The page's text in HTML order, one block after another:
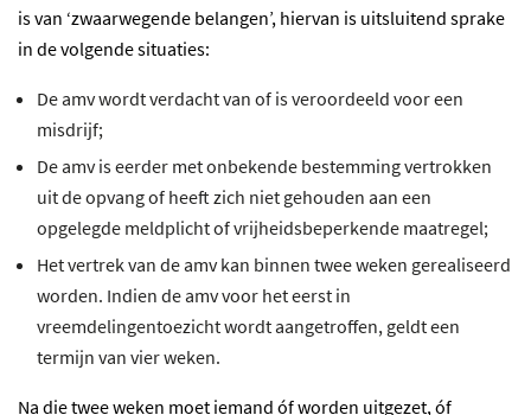
is van ‘zwaarwegende belangen’, hiervan is uitsluitend sprake
in de volgende situaties:
De amv wordt verdacht van of is veroordeeld voor een
misdrijf;
De amv is eerder met onbekende bestemming vertrokken
uit de opvang of heeft zich niet gehouden aan een
opgelegde meldplicht of vrijheidsbeperkende maatregel;
Het vertrek van de amv kan binnen twee weken gerealiseerd
worden. Indien de amv voor het eerst in
vreemdelingentoezicht wordt aangetroffen, geldt een
termijn van vier weken.
Na die twee weken moet iemand óf worden uitgezet, óf